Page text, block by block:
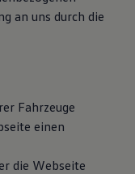
an uns durch die
Fahrzeuge
einen
die Webseite